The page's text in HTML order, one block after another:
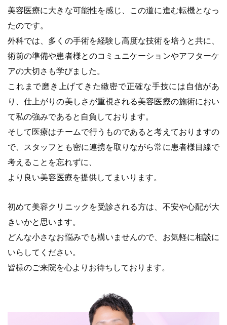
美容医療に大きな可能性を感じ、この道に進む転機となっ
たのです。
外科では、多くの手術を経験し高度な技術を培うと共に、
術前の準備や患者様とのコミュニケーションやアフターケ
アの大切さも学びました。
これまで磨き上げてきた緻密で正確な手技には自信があ
り、仕上がりの美しさが重視される美容医療の施術におい
て私の強みであると自負しております。
そして医療はチームで行うものであると考えておりますの
で、スタッフとも密に連携を取りながら常に患者様目線で
考えることを忘れずに、
より良い美容医療を提供してまいります。
初めて美容クリニックを受診される方は、不安や心配が大
きいかと思います。
どんな小さなお悩みでも構いませんので、お気軽に相談に
いらしてください。
皆様のご来院を心よりお待ちしております。